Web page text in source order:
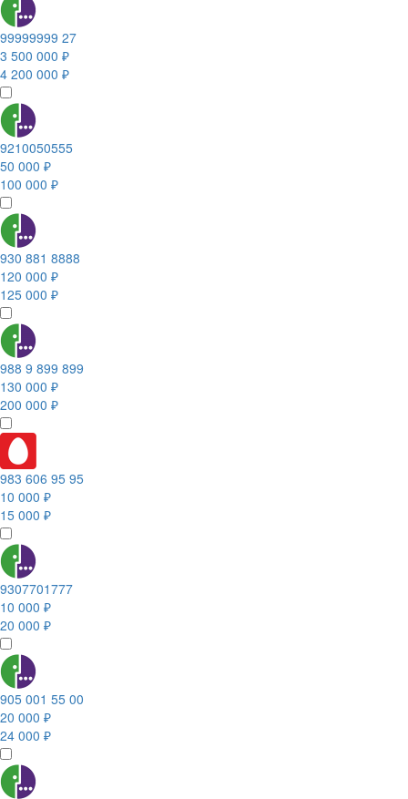
99999999 27
3 500 000 ₽
4 200 000 ₽
9210050555
50 000 ₽
100 000 ₽
930 881 8888
120 000 ₽
125 000 ₽
988 9 899 899
130 000 ₽
200 000 ₽
983 606 95 95
10 000 ₽
15 000 ₽
9307701777
10 000 ₽
20 000 ₽
905 001 55 00
20 000 ₽
24 000 ₽